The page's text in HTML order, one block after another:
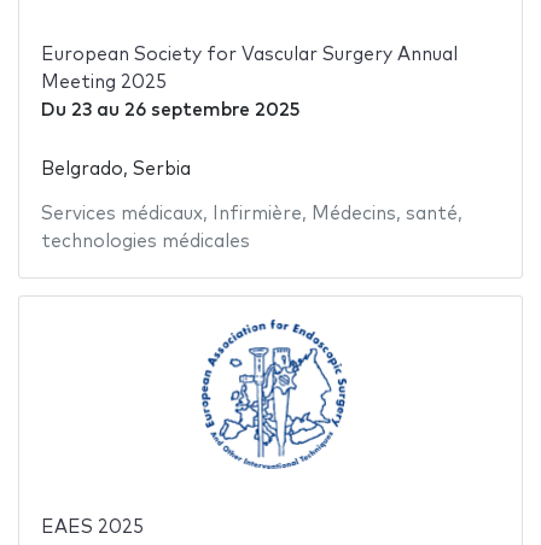
European Society for Vascular Surgery Annual
Meeting 2025
Du 23au 26 septembre 2025
Belgrado, Serbia
Services médicaux, Infirmière, Médecins, santé,
technologies médicales
EAES 2025